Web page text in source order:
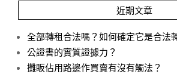
近期文章
全部轉租合法嗎？如何確定它是合法
公證書的實質證據力？
攤眅佔用路邊作買賣有沒有觸法？